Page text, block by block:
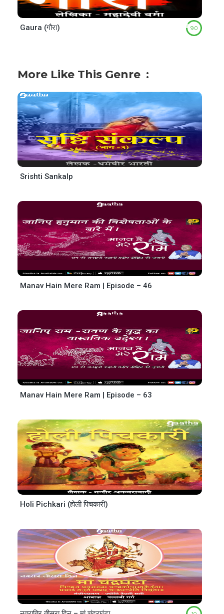
Gaura (गौरा) 9.0
More Like This Genre
Srishti Sankalp
Manav Hain Mere Ram | Episode – 46
Manav Hain Mere Ram | Episode – 63
Holi Pichkari (होली पिचकारी)